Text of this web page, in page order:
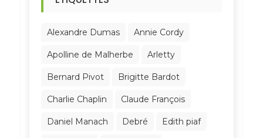
Alexandre Dumas Annie Cordy
Apolline de Malherbe Arletty
Bernard Pivot Brigitte Bardot
Charlie Chaplin Claude François
Daniel Manach Debré Edith piaf